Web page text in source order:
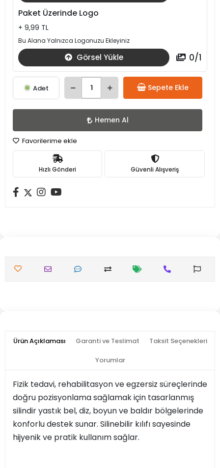
Paket Üzerinde Logo
+ 9,99 TL
Bu Alana Yalnızca Logonuzu Ekleyiniz
Görsel Yükle 0/1
Adet Sepete Ekle
Hemen Al
Favorilerime ekle
Hızlı Gönderi Güvenli Alışveriş
Ürün Açıklaması Garanti ve Teslimat Taksit Seçenekleri
Yorumlar
Fizik tedavi, rehabilitasyon ve egzersiz süreçlerinde
doğru pozisyonlama sağlamak için tasarlanmış
silindir yastık bel, diz, boyun ve baldır bölgelerinde
konforlu destek sunar. Silinebilir kılıfı sayesinde
hijyenik ve pratik kullanım sağlar.